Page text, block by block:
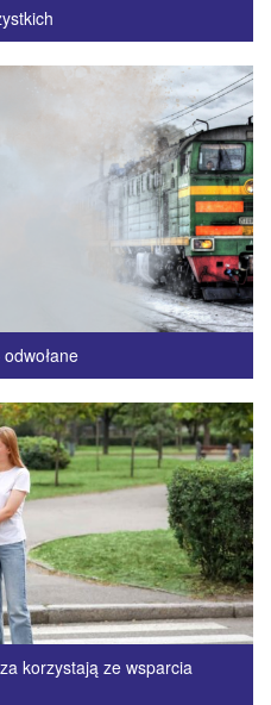
korzystają ze wsparcia